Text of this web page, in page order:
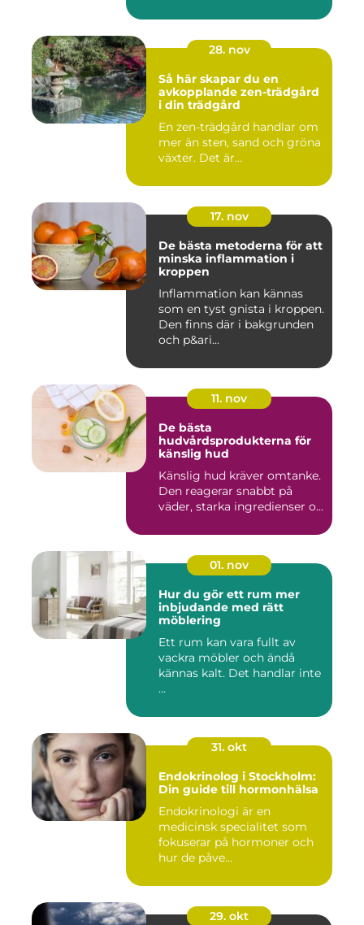
28. nov
Så här skapar du en
avkopplande zen-trädgård
i din trädgård
En zen-trädgård handlar om
mer än sten, sand och gröna
växter. Det är...
17. nov
De bästa metoderna för att
minska inflammation i
kroppen
Inflammation kan kännas
som en tyst gnista i kroppen.
Den finns där i bakgrunden
och p&ari...
11. nov
De bästa
hudvårdsprodukterna för
känslig hud
Känslig hud kräver omtanke.
Den reagerar snabbt på
väder, starka ingredienser o...
01. nov
Hur du gör ett rum mer
inbjudande med rätt
möblering
Ett rum kan vara fullt av
vackra möbler och ändå
kännas kalt. Det handlar inte
...
31. okt
Endokrinolog i Stockholm:
Din guide till hormonhälsa
Endokrinologi är en
medicinsk specialitet som
fokuserar på hormoner och
hur de påve...
29. okt